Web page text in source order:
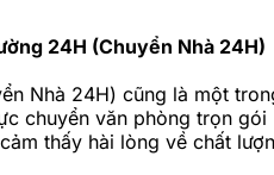
24H (Chuyển Nhà 24H)
Nhà 24H) cũng là một
chuyển văn phòng trọn
thấy hài lòng về chất